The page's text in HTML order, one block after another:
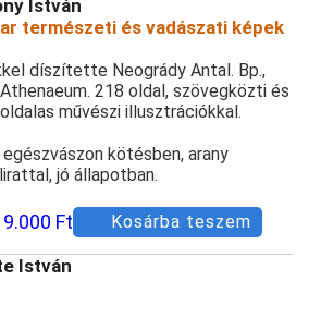
István
természeti és vadászati képek
díszítette Neogrády Antal. Bp.,
218 oldal, szövegközti és
művészi illusztrációkkal.
egészvászon kötésben, arany
jó állapotban.
Ft Kosárba teszem
István